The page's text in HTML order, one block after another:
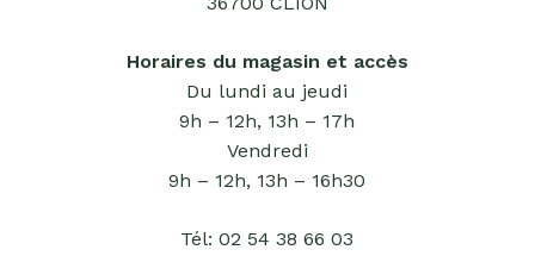
Horaires du magasin et accès
Du lundi au jeudi
9h – 12h, 13h – 17h
Vendredi
9h – 12h, 13h – 16h30
Tél:02 54 38 66 03